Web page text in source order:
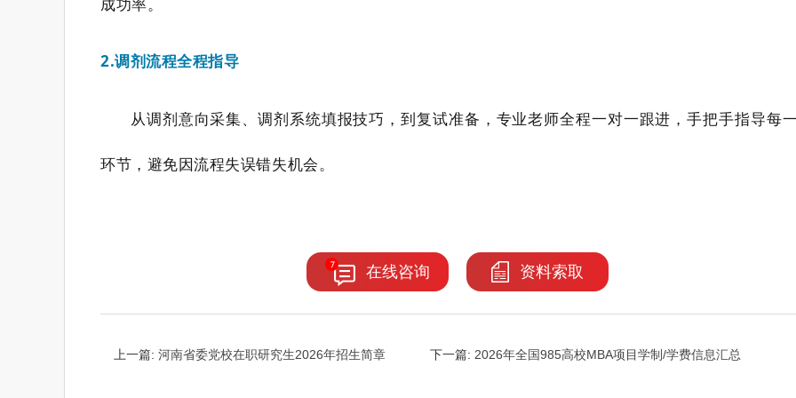
2.调剂流程全程指导
从调剂意向采集、调剂系统填报技巧，到复试准备，专业老师全程一对一跟进，手把手指导每
环节，避免因流程失误错失机会。
在线咨询 资料索取
上一篇: 河南省委党校在职研究生2026年招生简章 下一篇: 2026年全国985高校MBA项目学制/学费信息汇总